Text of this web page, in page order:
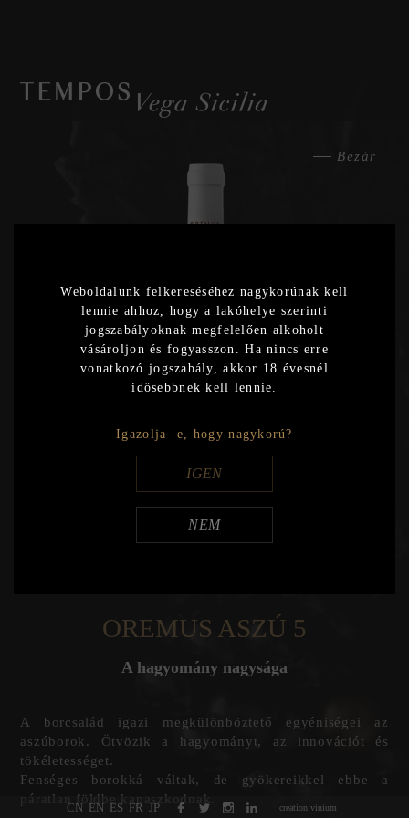
Bezár
OREMUS ASZÚ 5
A hagyomány nagysága
A borcsalád igazi megkülönböztető egyéniségei az
aszúborok. Ötvözik a hagyományt, az innovációt és
tökéletességet.
Fenséges borokká váltak, de gyökereikkel ebbe a
páratlan földbe kapaszkodnak.
CN EN ES FR JP creation vinium
2020
Export
2019
Export
Export
2016
Export
Weboldalunk felkereséséhez nagykorúnak kell
lennie ahhoz, hogy a lakóhelye szerinti
jogszabályoknak megfelelően alkoholt
vásároljon és fogyasszon. Ha nincs erre
vonatkozó jogszabály, akkor 18 évesnél
idősebbnek kell lennie.
Igazolja -e, hogy nagykorú?
IGEN
NEM